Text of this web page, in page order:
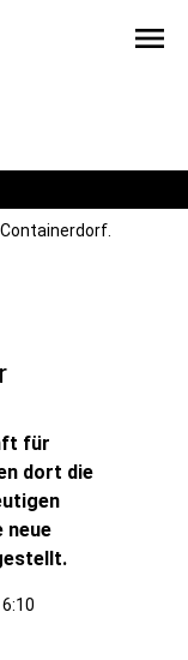
menu
für
dort die
neue